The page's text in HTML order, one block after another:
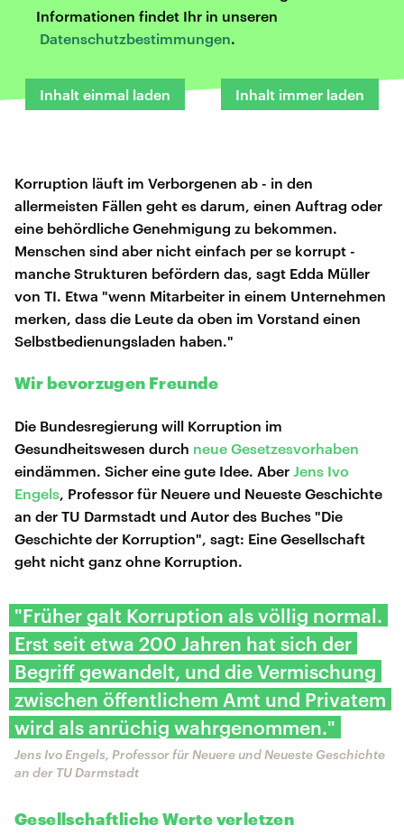
Informationen findet Ihr in unseren
Datenschutzbestimmungen.
Inhalt einmal laden Inhalt immer laden
Korruption läuft im Verborgenen ab - in den
allermeisten Fällen geht es darum, einen Auftrag oder
eine behördliche Genehmigung zu bekommen.
Menschen sind aber nicht einfach per se korrupt -
manche Strukturen befördern das, sagt Edda Müller
von TI. Etwa "wenn Mitarbeiter in einem Unternehmen
merken, dass die Leute da oben im Vorstand einen
Selbstbedienungsladen haben."
Wir bevorzugen Freunde
Die Bundesregierung will Korruption im
Gesundheitswesen durch neue Gesetzesvorhaben
eindämmen. Sicher eine gute Idee. Aber Jens Ivo
Engels , Professor für Neuere und Neueste Geschichte
an der TU Darmstadt und Autor des Buches "Die
Geschichte der Korruption", sagt: Eine Gesellschaft
geht nicht ganz ohne Korruption.
"Früher galt Korruption als völlig normal.
Erst seit etwa 200 Jahren hat sich der
Begriff gewandelt, und die Vermischung
zwischen öffentlichem Amt und Privatem
wird als anrüchig wahrgenommen."
Jens Ivo Engels, Professor für Neuere und Neueste Geschichte
an der TU Darmstadt
Gesellschaftliche Werte verletzen